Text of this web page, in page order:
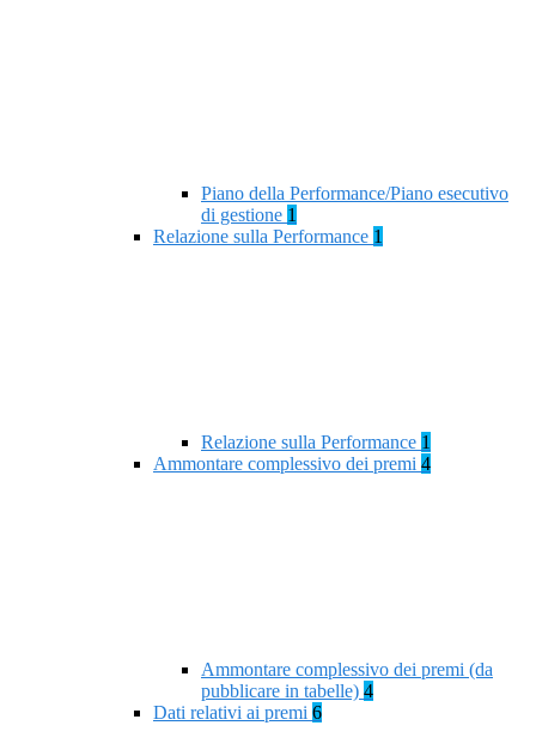
Piano della Performance/Piano esecutivo
di gestione 1
Relazione sulla Performance 1
Relazione sulla Performance 1
Ammontare complessivo dei premi 4
Ammontare complessivo dei premi (da
pubblicare in tabelle) 4
Dati relativi ai premi 6